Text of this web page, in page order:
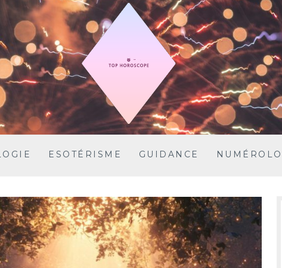
ESOTÉRISME GUIDANCE